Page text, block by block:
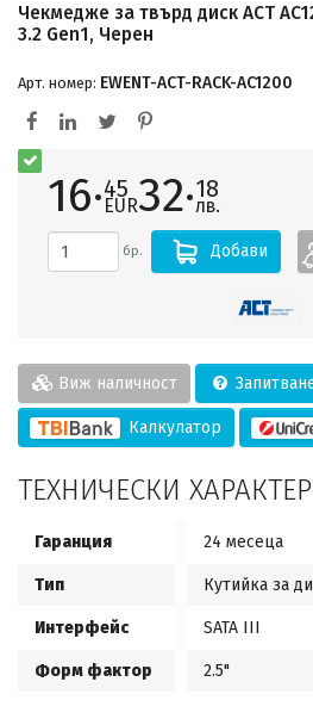
Чекмедже за твърд диск ACT
3.2 Gen1, Черен
Арт. номер: EWENT-ACT-RACK-AC1200
16·45
EUR32·18
лв.
бр. Добави
Виж наличност
Калкулатор
ТЕХНИЧЕСКИ
Гаранция 24 месеца
Тип Кутийка за
Интерфейс SATA III
Форм фактор 2.5"